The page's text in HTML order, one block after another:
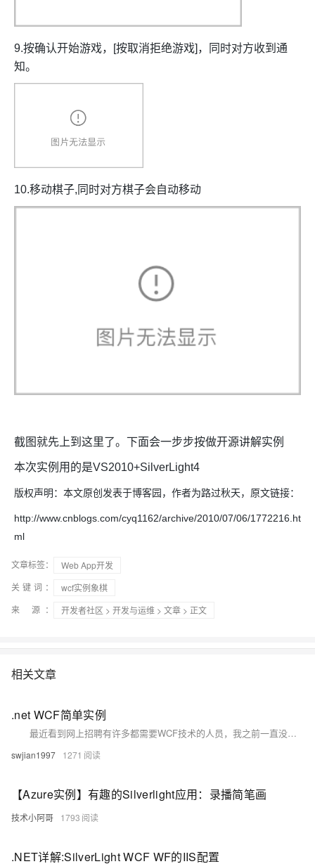
9.按确认开始游戏，[按取消拒绝游戏]，同时对方收到通
知。
10.移动棋子,同时对方棋子会自动移动
截图就先上到这里了。下面会一步步按做开源讲解实例
本次实例用的是VS2010+SilverLight4
版权声明：本文原创发表于博客园，作者为路过秋天，原文链接：
http://www.cnblogs.com/cyq1162/archive/2010/07/06/1772216.ht
ml
文章标签：
Web App开发
关键词：
wcf实例象棋
来 源：
开发者社区 > 开发与运维 > 文章 > 正文
相关文章
.net WCF简单实例
最近看到网上招聘有许多都需要WCF技术的人员，我之前一直没接触过这个东西，以后工作中难免会遇到，所谓笨鸟先飞，于是我就一探究竟，便有了这边文章。由于是初学WCF没有深入研究其原理，只是写了一个demo留着以后，如果哪里写的不对希望大佬们能指出批评。
swjian1997 1271
【Azure实例】有趣的Silverlight应用：录播简笔画
技术小阿哥 1793
.NET详解:SilverLight WCF WF的IIS配置